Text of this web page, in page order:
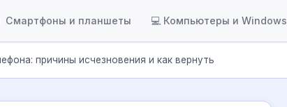
Смартфоны и планшеты 💻 Компьютеры и Windows
причины исчезновения и как вернуть